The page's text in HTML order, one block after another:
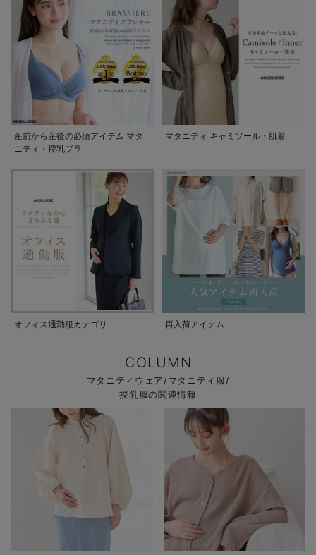
産前から産後の必須アイテム マタ
ニティ・授乳ブラ
マタニティ キャミソール・肌着
オフィス通勤服カテゴリ 再入荷アイテム
COLUMN
マタニティウェア/マタニティ服/
授乳服の関連情報